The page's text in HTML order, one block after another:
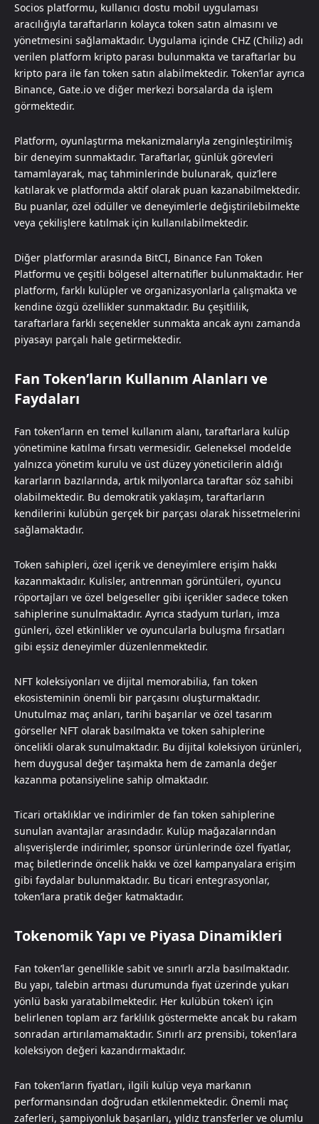
Socios platformu, kullanıcı dostu mobil uygulaması
aracılığıyla taraftarların kolayca token satın almasını ve
yönetmesini sağlamaktadır. Uygulama içinde CHZ (Chiliz) adı
verilen platform kripto parası bulunmakta ve taraftarlar bu
kripto para ile fan token satın alabilmektedir. Token’lar ayrıca
Binance, Gate.io ve diğer merkezi borsalarda da işlem
görmektedir.
Platform, oyunlaştırma mekanizmalarıyla zenginleştirilmiş
bir deneyim sunmaktadır. Taraftarlar, günlük görevleri
tamamlayarak, maç tahminlerinde bulunarak, quiz’lere
katılarak ve platformda aktif olarak puan kazanabilmektedir.
Bu puanlar, özel ödüller ve deneyimlerle değiştirilebilmekte
veya çekilişlere katılmak için kullanılabilmektedir.
Diğer platformlar arasında BitCI, Binance Fan Token
Platformu ve çeşitli bölgesel alternatifler bulunmaktadır. Her
platform, farklı kulüpler ve organizasyonlarla çalışmakta ve
kendine özgü özellikler sunmaktadır. Bu çeşitlilik,
taraftarlara farklı seçenekler sunmakta ancak aynı zamanda
piyasayı parçalı hale getirmektedir.
Fan Token’ların Kullanım Alanları ve
Faydaları
Fan token’ların en temel kullanım alanı, taraftarlara kulüp
yönetimine katılma fırsatı vermesidir. Geleneksel modelde
yalnızca yönetim kurulu ve üst düzey yöneticilerin aldığı
kararların bazılarında, artık milyonlarca taraftar söz sahibi
olabilmektedir. Bu demokratik yaklaşım, taraftarların
kendilerini kulübün gerçek bir parçası olarak hissetmelerini
sağlamaktadır.
Token sahipleri, özel içerik ve deneyimlere erişim hakkı
kazanmaktadır. Kulisler, antrenman görüntüleri, oyuncu
röportajları ve özel belgeseller gibi içerikler sadece token
sahiplerine sunulmaktadır. Ayrıca stadyum turları, imza
günleri, özel etkinlikler ve oyuncularla buluşma fırsatları
gibi eşsiz deneyimler düzenlenmektedir.
NFT koleksiyonları ve dijital memorabilia, fan token
ekosisteminin önemli bir parçasını oluşturmaktadır.
Unutulmaz maç anları, tarihi başarılar ve özel tasarım
görseller NFT olarak basılmakta ve token sahiplerine
öncelikli olarak sunulmaktadır. Bu dijital koleksiyon ürünleri,
hem duygusal değer taşımakta hem de zamanla değer
kazanma potansiyeline sahip olmaktadır.
Ticari ortaklıklar ve indirimler de fan token sahiplerine
sunulan avantajlar arasındadır. Kulüp mağazalarından
alışverişlerde indirimler, sponsor ürünlerinde özel fiyatlar,
maç biletlerinde öncelik hakkı ve özel kampanyalara erişim
gibi faydalar bulunmaktadır. Bu ticari entegrasyonlar,
token’lara pratik değer katmaktadır.
Tokenomik Yapı ve Piyasa Dinamikleri
Fan token’lar genellikle sabit ve sınırlı arzla basılmaktadır.
Bu yapı, talebin artması durumunda fiyat üzerinde yukarı
yönlü baskı yaratabilmektedir. Her kulübün token’ı için
belirlenen toplam arz farklılık göstermekte ancak bu rakam
sonradan artırılamamaktadır. Sınırlı arz prensibi, token’lara
koleksiyon değeri kazandırmaktadır.
Fan token’ların fiyatları, ilgili kulüp veya markanın
performansından doğrudan etkilenmektedir. Önemli maç
zaferleri, şampiyonluk başarıları, yıldız transferler ve olumlu